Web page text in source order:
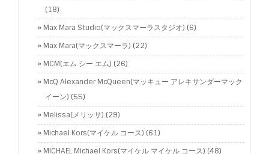
(18)
Max Mara Studio(マックスマーラスタジオ) (6)
Max Mara(マックスマーラ) (22)
MCM(エム シー エム) (26)
McQ Alexander McQueen(マッキュー アレキサンダーマック
イーン) (55)
Melissa(メリッサ) (29)
Michael Kors(マイケル コース) (61)
MICHAEL Michael Kors(マイケル マイケル コース) (48)